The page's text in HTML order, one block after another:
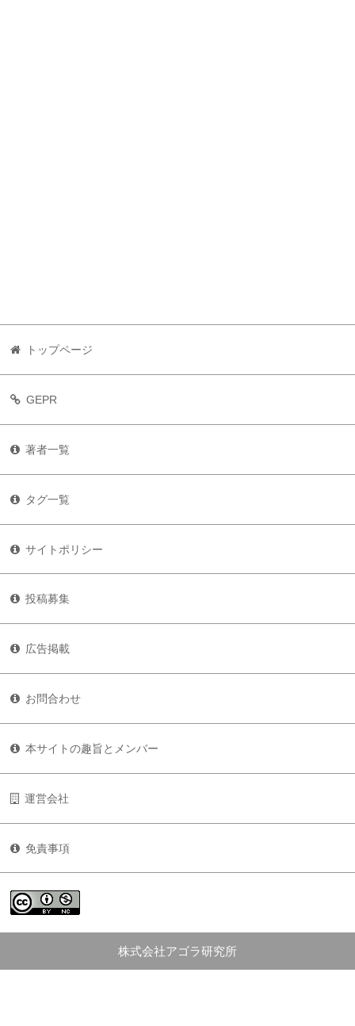
トップページ
GEPR
著者一覧
タグ一覧
サイトポリシー
投稿募集
広告掲載
お問合わせ
本サイトの趣旨とメンバー
運営会社
免責事項
株式会社アゴラ研究所